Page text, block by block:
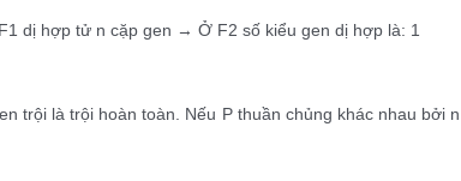
dị hợp tử n cặp gen → Ở F2 số kiểu gen dị hợp là: 1
trội là trội hoàn toàn. Nếu P thuần chủng khác nhau bởi